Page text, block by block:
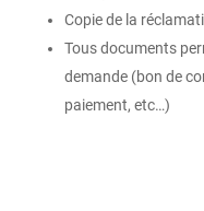
Copie de la
Tous documents
demande (bon de
paiement, etc…)